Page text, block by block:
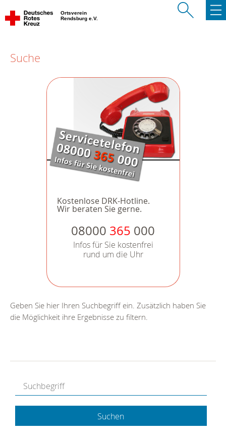
Ortsverein
Rendsburg e.V.
Suche
Kostenlose DRK-Hotline.
Wir beraten Sie gerne.
08000 365 000
Infos für Sie kostenfrei
rund um die Uhr
Geben Sie hier Ihren Suchbegriff ein. Zusätzlich haben Sie
die Möglichkeit ihre Ergebnisse zu filtern.
Suchen